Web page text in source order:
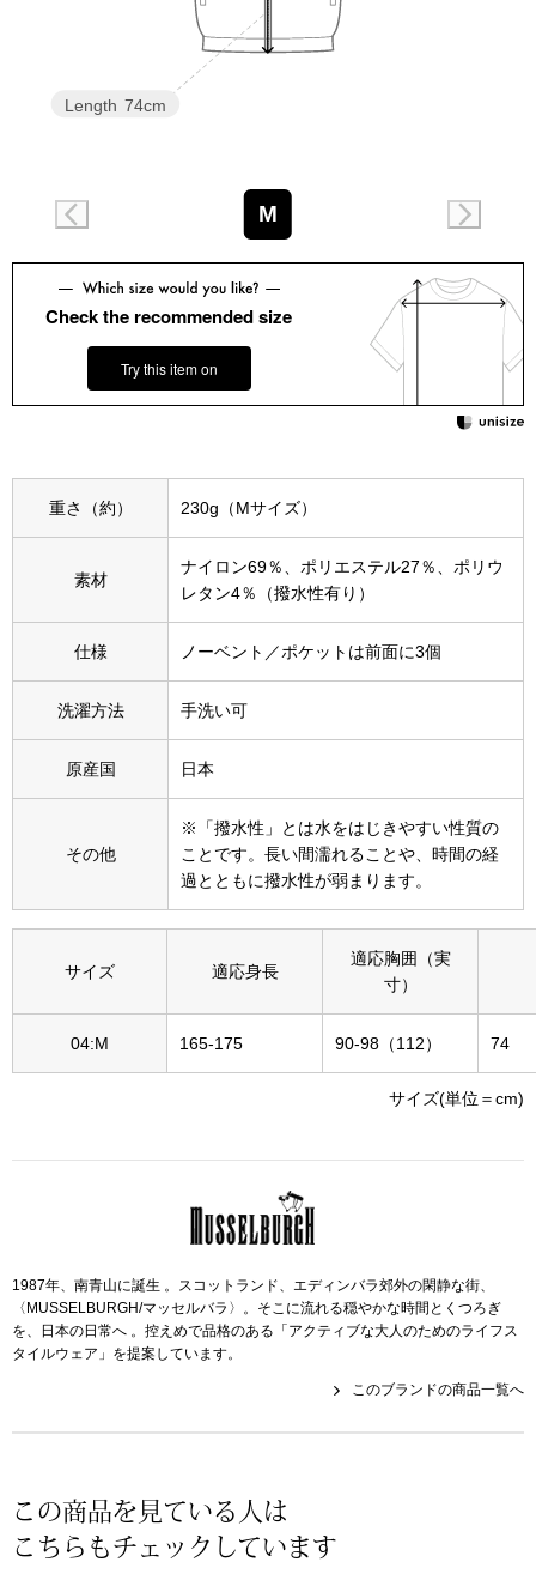
ランド
その他
財布／小物
財布／コイン
その他
ウオッチ／ア
ブレスレット
その他
ファッション
帽子
手袋
ベルト
Length 74cm
M
Check the recommended size
Try this item on
重さ（約） 230g（Mサイズ）
素材
ナイロン69％、ポリエステル27％、ポリウ
レタン4％（撥水性有り）
仕様 ノーベント／ポケットは前面に3個
洗濯方法 手洗い可
原産国 日本
その他
※「撥水性」とは水をはじきやすい性質の
ことです。長い間濡れることや、時間の経
過とともに撥水性が弱まります。
サイズ 適応身長
適応胸囲（実
寸）
04:M 165-175 90-98（112） 74
サイズ(単位＝cm)
1987年、南青山に誕生 。スコットランド、エディンバラ郊外の閑静な街、
〈MUSSELBURGH/マッセルバラ〉。そこに流れる穏やかな時間とくつろぎ
を、日本の日常へ 。控えめで品格のある「アクティブな大人のためのライフス
タイルウェア」を提案しています。
このブランドの商品一覧へ
この商品を見ている人は
こちらもチェックしています